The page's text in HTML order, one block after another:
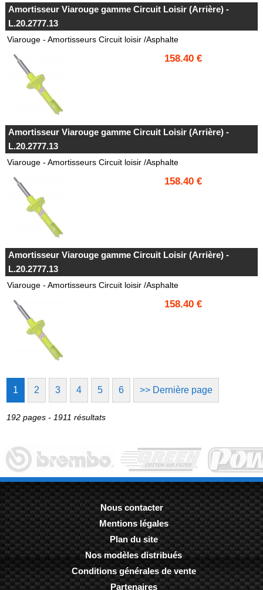
Amortisseur Viarouge gamme Circuit Loisir (Arrière) -
L.20.2777.13
Viarouge - Amortisseurs Circuit loisir /Asphalte
158.40 €
Amortisseur Viarouge gamme Circuit Loisir (Arrière) -
L.20.2777.13
Viarouge - Amortisseurs Circuit loisir /Asphalte
158.40 €
Amortisseur Viarouge gamme Circuit Loisir (Arrière) -
L.20.2777.13
Viarouge - Amortisseurs Circuit loisir /Asphalte
158.40 €
1 2 3 4 5 6 >> Dernière page
192 pages - 1911 résultats
Nous contacter
-Mentions légales
-Plan du site
-Nos modèles distribués
-Conditions générales de vente
-Partenaires